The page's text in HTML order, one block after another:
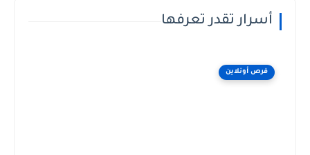
أسرار تقدر تعرفها
فرص أونلاين